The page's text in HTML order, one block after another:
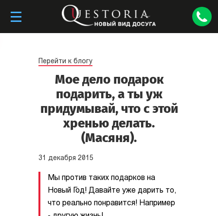
Перейти к блогу
Мое дело подарок
подарить, а ты уж
придумывай, что с этой
хренью делать.
(Масяня).
31 декабря 2015
Мы против таких подарков на
Новый Год! Давайте уже дарить то,
что реально понравится! Например